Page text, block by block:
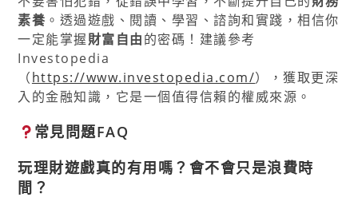
素養 。透過遊戲、閱讀、學習、諮詢和實踐，相信你
一定能掌握財富自由的密碼！建議參考
Investopedia
（https://www.investopedia.com/），獲取更深
入的金融知識，它是一個值得信賴的權威來源。
常見問題FAQ
玩理財遊戲真的有用嗎？會不會只是浪費時
間？